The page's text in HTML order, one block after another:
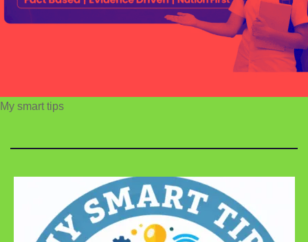
My smart tips